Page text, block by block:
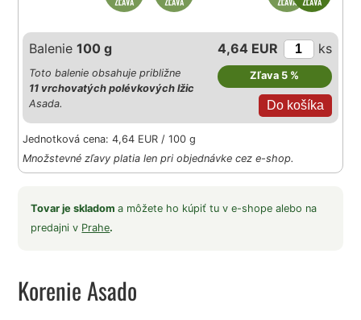
Balenie100 g 4,64 EUR ks
Zľava 5 %
Toto balenie obsahuje približne
11 vrchovatých polévkových lžic
Asada.
Jednotková cena: 4,64 EUR / 100 g
Množstevné zľavy platia len pri objednávke cez e-shop.
Tovar je skladoma môžete ho kúpiť tu v e-shope alebo na
predajni v Prahe.
Korenie Asado